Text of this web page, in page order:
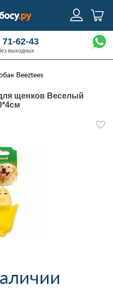
71-62-43
выходных
Beeztees
щенков Веселый